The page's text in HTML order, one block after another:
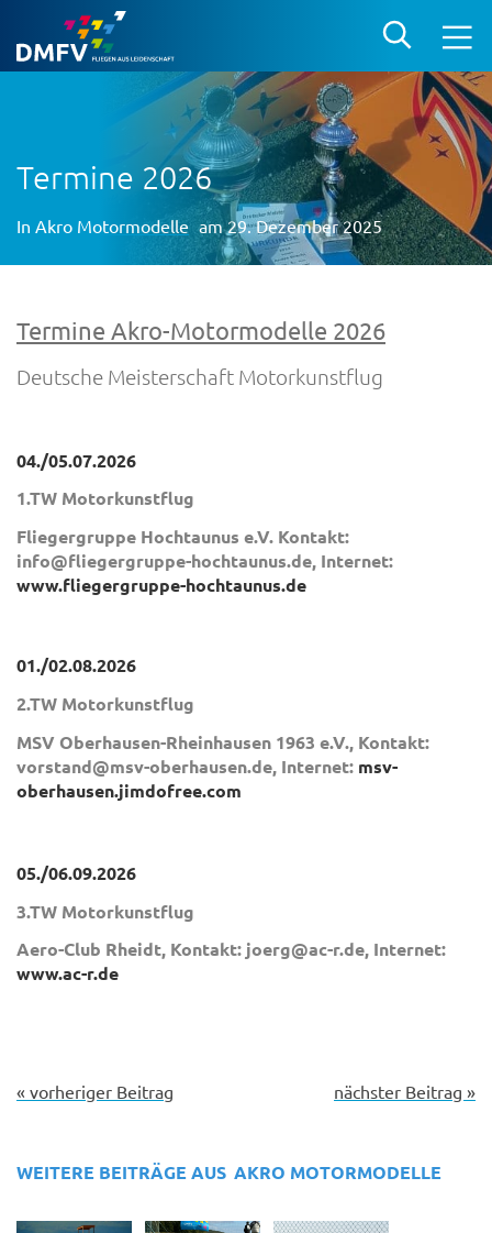
Termine 2026
In Akro Motormodelle am 29. Dezember 2025
Termine Akro-Motormodelle 2026
Deutsche Meisterschaft Motorkunstflug
04./05.07.2026
1.TW Motorkunstflug
Fliegergruppe Hochtaunus e.V. Kontakt:
info@fliegergruppe-hochtaunus.de, Internet:
www.fliegergruppe-hochtaunus.de
01./02.08.2026
2.TW Motorkunstflug
MSV Oberhausen-Rheinhausen 1963 e.V., Kontakt:
vorstand@msv-oberhausen.de, Internet: msv-
oberhausen.jimdofree.com
05./06.09.2026
3.TW Motorkunstflug
Aero-Club Rheidt, Kontakt: joerg@ac-r.de, Internet:
www.ac-r.de
« vorheriger Beitrag nächster Beitrag »
WEITERE BEITRÄGE AUS AKRO MOTORMODELLE